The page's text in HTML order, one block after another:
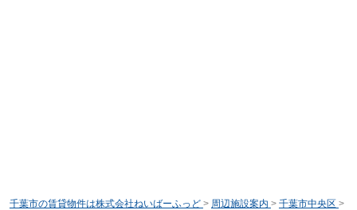
千葉市の賃貸物件は株式会社ねいばーふっど > 周辺施設案内 > 千葉市中央区 >